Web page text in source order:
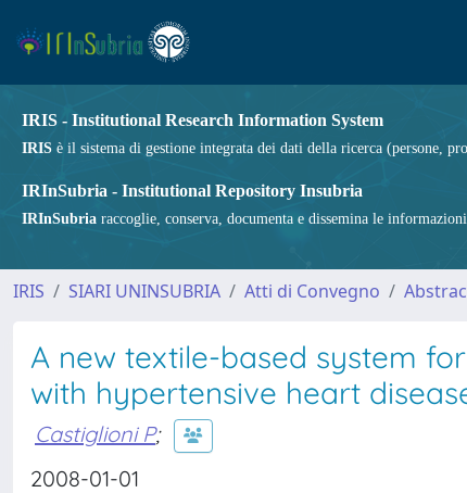
IRIS - Institutional Research Information System
IRIS è il sistema di gestione integrata dei dati della ricerca (persone,
IRInSubria - Institutional Repository Insubria
IRInSubria raccoglie, conserva, documenta e dissemina le
IRIS SIARI UNINSUBRIA Atti di Convegno
A new textile-based system
with hypertensive heart
Castiglioni P;
2008-01-01